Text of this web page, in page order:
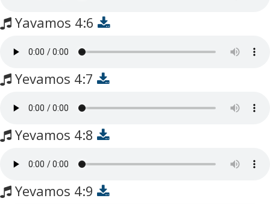
Yavamos 4:6
Yevamos 4:7
Yevamos 4:8
Yevamos 4:9